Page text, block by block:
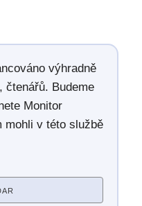
výhradně
čtenářů. Budeme
Monitor
mohli v této službě